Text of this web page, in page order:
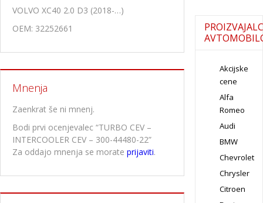
VOLVO XC40 2.0 D3 (2018-…)
OEM: 32252661
Mnenja
Zaenkrat še ni mnenj.
Bodi prvi ocenjevalec “TURBO CEV –
INTERCOOLER CEV – 300-44480-22”
Za oddajo mnenja se morate prijaviti.
Akcijske
cene
Alfa
Romeo
Audi
BMW
Chevrolet
Chrysler
Citroen